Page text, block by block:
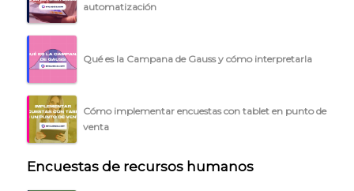
automatización
Qué es la Campana de Gauss y cómo interpretarla
Cómo implementar encuestas con tablet en punto de
venta
Encuestas de recursos humanos